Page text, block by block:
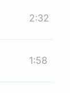
2:32
1:58